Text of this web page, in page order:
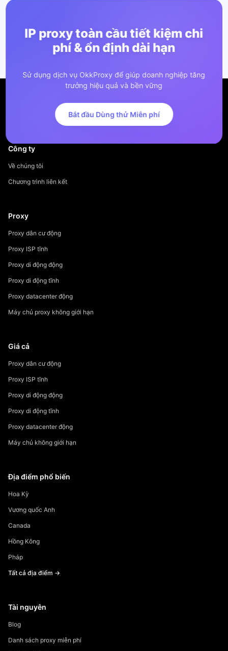
IP proxy toàn cầu tiết kiệm chi
phí & ổn định dài hạn
Sử dụng dịch vụ OkkProxy để giúp doanh nghiệp tăng
trưởng hiệu quả và bền vững
Bắt đầu Dùng thử Miễn phí
Công ty
Về chúng tôi
Chương trình liên kết
Proxy
Proxy dân cư động
Proxy ISP tĩnh
Proxy di động động
Proxy di động tĩnh
Proxy datacenter động
Máy chủ proxy không giới hạn
Giá cả
Proxy dân cư động
Proxy ISP tĩnh
Proxy di động động
Proxy di động tĩnh
Proxy datacenter động
Máy chủ không giới hạn
Địa điểm phổ biến
Hoa Kỳ
Vương quốc Anh
Canada
Hồng Kông
Pháp
Tất cả địa điểm →
Tài nguyên
Blog
Danh sách proxy miễn phí